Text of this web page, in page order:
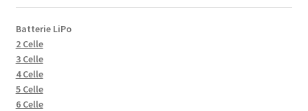
Batterie LiPo
2 Celle
3 Celle
4 Celle
5 Celle
6 Celle